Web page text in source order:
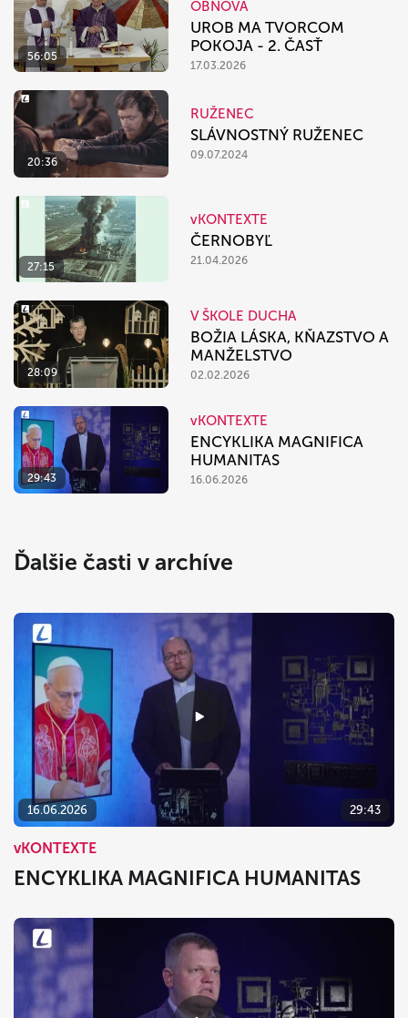
56:05
OBNOVA
UROB MA TVORCOM
POKOJA - 2. ČASŤ
17.03.2026
20:36
RUŽENEC
SLÁVNOSTNÝ RUŽENEC
09.07.2024
27:15
vKONTEXTE
ČERNOBYĽ
21.04.2026
28:09
V ŠKOLE DUCHA
BOŽIA LÁSKA, KŇAZSTVO A
MANŽELSTVO
02.02.2026
29:43
vKONTEXTE
ENCYKLIKA MAGNIFICA
HUMANITAS
16.06.2026
Ďalšie časti v archíve
16.06.2026 29:43
vKONTEXTE
ENCYKLIKA MAGNIFICA HUMANITAS